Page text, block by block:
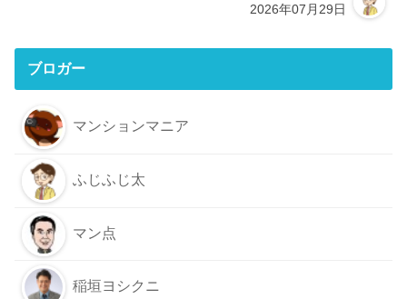
2026年07月29日
ブロガー
マンションマニア
ふじふじ太
マン点
稲垣ヨシクニ